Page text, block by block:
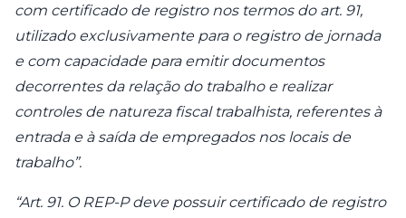
com certificado de registro nos termos do art. 91,
utilizado exclusivamente para o registro de jornada
e com capacidade para emitir documentos
decorrentes da relação do trabalho e realizar
controles de natureza fiscal trabalhista, referentes à
entrada e à saída de empregados nos locais de
trabalho”.
“Art. 91. O REP-P deve possuir certificado de registro